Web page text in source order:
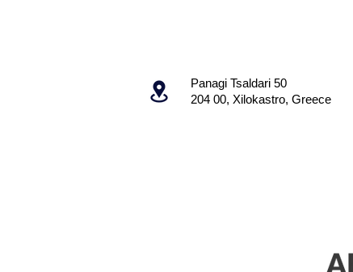
Panagi Tsaldari 50
204 00, Xilokastro, Greece